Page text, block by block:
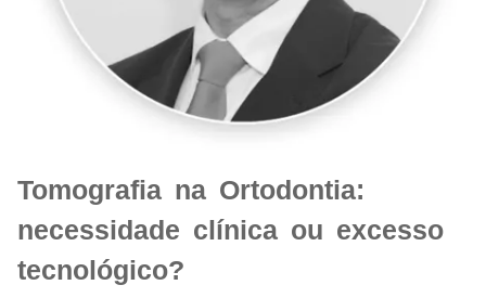
Tomografia na Ortodontia:
necessidade clínica ou excesso
tecnológico?